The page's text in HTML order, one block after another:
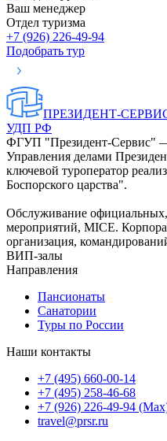
Ваш менеджер
Отдел туризма
+7 (926) 226-49-94
Подобрать тур
ПРЕЗИДЕНТ-
УДП РФ
ФГУП "Президент-Сервис"
Управления делами
ключевой туроператор
Боспорского царства".
Обслуживание официальных,
мероприятий, MICE.
организация,
ВИП-залы
Направления
Пансионаты
Санатории
Туры по России
Наши контакты
+7 (495) 660-00-14
+7 (495) 258-46-68
+7 (926) 226-49-94
travel@prsr.ru